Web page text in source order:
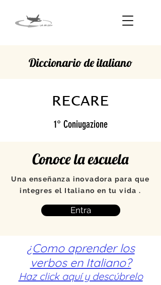
Diccionario de italiano
RECARE
1° Coniugazione
Conoce la escuela
Una enseñanza inovadora para que
integres el Italiano en tu vida .
Entra
¿Como aprender los
verbos en Italiano?
Haz click aquí y descúbrelo